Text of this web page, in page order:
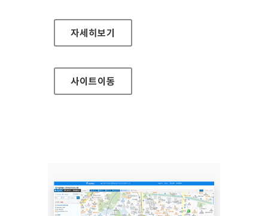
서울특별시 동부병원
자세히보기
사이트이동